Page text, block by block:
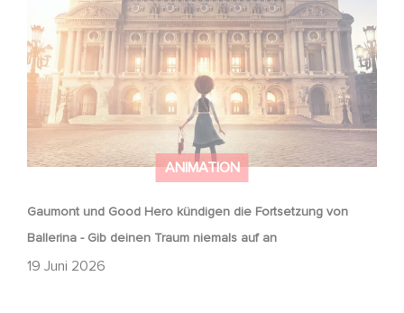
ANIMATION
Gaumont und Good Hero kündigen die Fortsetzung von
Ballerina - Gib deinen Traum niemals auf an
19 Juni 2026